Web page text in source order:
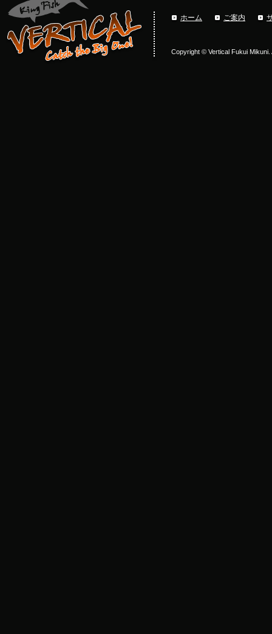
ホーム ご案内
Copyright © Vertical Fukui